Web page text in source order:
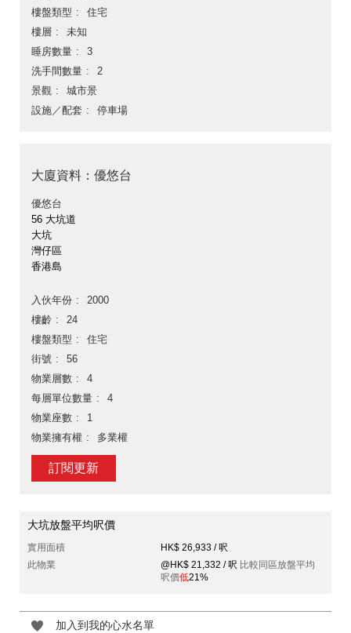
樓盤類型
住宅
樓層
未知
睡房數量
3
洗手間數量
2
景觀
城市景
設施／配套
停車場
大廈資料：優悠台
優悠台
56 大坑道
大坑
灣仔區
香港島
入伙年份
2000
樓齡
24
樓盤類型
住宅
街號
56
物業層數
4
每層單位數量
4
物業座數
1
物業擁有權
多業權
訂閱更新
大坑放盤平均呎價
實用面積
HK$ 26,933 / 呎
此物業
@HK$ 21,332 / 呎 比較同區放盤平均
呎價低21%
加入到我的心水名單